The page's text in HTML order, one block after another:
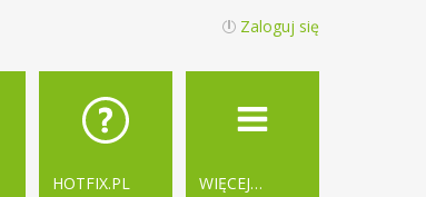
Zaloguj się
WIĘCEJ…
HOTFIX.PL